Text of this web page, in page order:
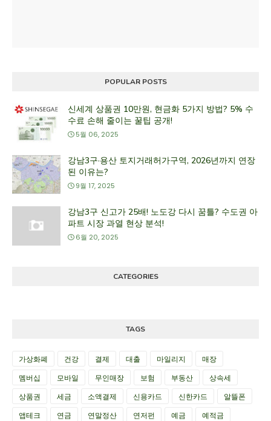
POPULAR POSTS
신세계 상품권 10만원, 현금화 5가지 방법? 5% 수
수료 손해 줄이는 꿀팁 공개!
5월 06, 2025
강남3구·용산 토지거래허가구역, 2026년까지 연장
된 이유는?
9월 17, 2025
강남3구 신고가 25배! 노도강 다시 꿈틀? 수도권 아
파트 시장 과열 현상 분석!
6월 20, 2025
CATEGORIES
TAGS
가상화폐 건강 결제 대출 마일리지
매장
멤버십
모바일 무인매장 보험 부동산
상속세
상품권
세금 소액결제 신용카드 신한카드
알뜰폰
앱테크
연금 연말정산 연저펀 예금
예적금